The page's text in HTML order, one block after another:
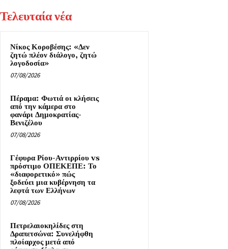
Τελευταία νέα
Νίκος Κοροβέσης: «Δεν
ζητώ πλέον διάλογο, ζητώ
λογοδοσία»
07/08/2026
Πέραμα: Φωτιά οι κλήσεις
από την κάμερα στο
φανάρι Δημοκρατίας-
Βενιζέλου
07/08/2026
Γέφυρα Ρίου-Αντιρρίου vs
πρόστιμο ΟΠΕΚΕΠΕ: Το
«διαφορετικό» πώς
ξοδεύει μια κυβέρνηση τα
λεφτά των Ελλήνων
07/08/2026
Πετρελαιοκηλίδες στη
Δραπετσώνα: Συνελήφθη
πλοίαρχος μετά από